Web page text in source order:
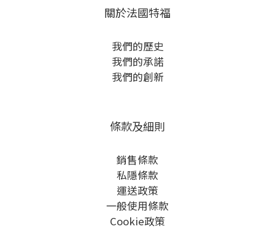
關於法國特福
我們的歷史
我們的承諾
我們的創新
條款及細則
銷售條款
私隱條款
運送政策
一般使用條款
Cookie政策